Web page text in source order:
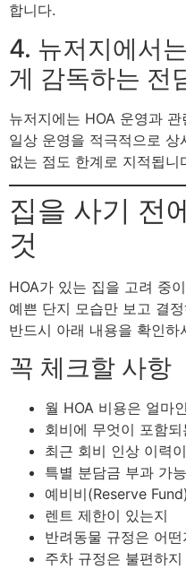
합니다.
4. 뉴저지에서
게 감독하는 전
뉴저지에는 HOA 운영과
일상 운영을 적극적으로
없는 점도 한계로 지적됩니
집을 사기 전
것
HOA가 있는 집을 고려 중
예쁜 단지 모습만 보고 결
반드시 아래 내용을 확인하
꼭 체크할 사항
월 HOA 비용은 얼마
회비에 무엇이 포함되
최근 회비 인상 이력
특별 분담금 부과 가
예비비(Reserve
렌트 제한이 있는지
반려동물 규정은 어떤
주차 규정은 불편하지